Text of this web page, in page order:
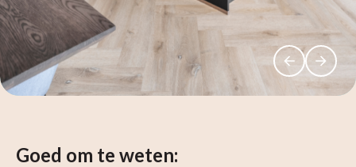
Goed om te weten: